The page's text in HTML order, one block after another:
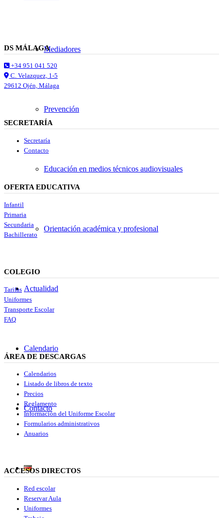
Mediadores
Prevención
Educación en medios técnicos audiovisuales
Orientación académica y profesional
Actualidad
Calendario
Contacto
DS MÁLAGA
+34 951 041 520
C. Velazquez, 1-5
29612 Ojén, Málaga
SECRETARÍA
Secretaría
Contacto
OFERTA EDUCATIVA
Infantil
Primaria
Secundaria
Bachillerato
COLEGIO
Tarifas
Uniformes
Transporte Escolar
FAQ
ÁREA DE DESCARGAS
Calendarios
Listado de libros de texto
Precios
Reglamento
Información del Uniforme Escolar
Formularios administrativos
Anuarios
ACCESOS DIRECTOS
Red escolar
Reservar Aula
Uniformes